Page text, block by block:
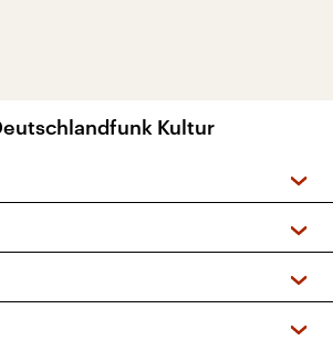
Kultur
und Podcasts
Kinderprogramm
(UKW + DAB+)